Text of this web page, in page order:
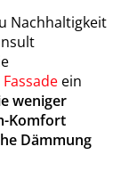
Nachhaltigkeit
ein
weniger
Komfort
Dämmung